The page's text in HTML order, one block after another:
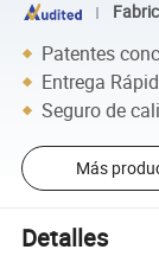
Patentes
Entrega
Seguro de
Más
Detalles